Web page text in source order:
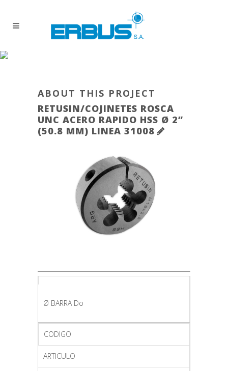
ABOUT THIS PROJECT
RETUSIN/COJINETES ROSCA
UNC ACERO RAPIDO HSS Ø 2”
(50.8 MM) LINEA 31008
Ø BARRA Do
CODIGO
ARTICULO